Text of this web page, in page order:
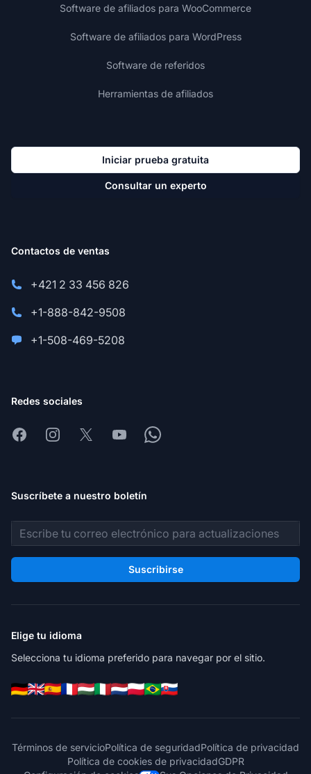
Software de afiliados para WooCommerce
Software de afiliados para WordPress
Software de referidos
Herramientas de afiliados
Iniciar prueba gratuita
Consultar un experto
Contactos de ventas
+421 2 33 456 826
+1-888-842-9508
+1-508-469-5208
Redes sociales
FacebookInstagram
X YoutubeWhatsapp
Suscríbete a nuestro boletín
Dirección de correo electrónico
Suscribirse
Elige tu idioma
Selecciona tu idioma preferido para navegar por el sitio.
Términos de servicioPolítica de seguridadPolítica de privacidad
Política de cookies de privacidadGDPR